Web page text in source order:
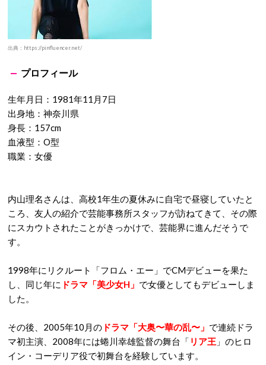
出典：https://pinfluencer.net/
プロフィール
生年月日：1981年11月7日
出身地：神奈川県
身長：157cm
血液型：O型
職業：女優
内山理名さんは、高校1年生の夏休みに自宅で昼寝していたと
ころ、友人の紹介で芸能事務所スタッフが訪ねてきて、その際
にスカウトされたことがきっかけで、芸能界に進んだそうで
す。
1998年にリクルート「フロム・エー」でCMデビューを果た
し、同じ年に ドラマ「美少女H」 で女優としてもデビューしま
した。
その後、2005年10月の ドラマ「大奥〜華の乱〜」 で連続ドラ
マ初主演、2008年には蜷川幸雄監督の舞台「 リア王 」のヒロ
イン・コーデリア役で初舞台を経験しています。